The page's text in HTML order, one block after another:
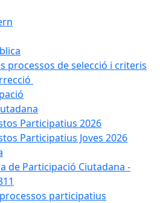
processos de selecció i criteris
Participatius 2026
Participatius Joves 2026
de Participació Ciutadana -
participatius